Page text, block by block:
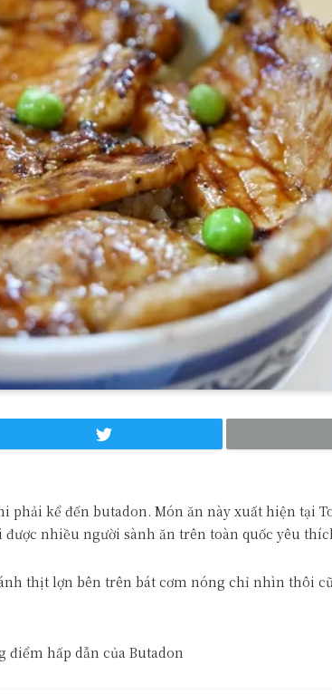
phải kể đến butadon. Món ăn này xuất hiện tại
nhiều người sành ăn trên toàn quốc yêu
thịt lợn bên trên bát cơm nóng chỉ nhìn thôi
hấp dẫn của Butadon